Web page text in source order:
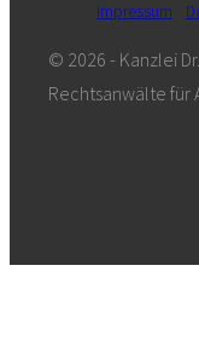
Impressum
© 2026 - Kanzlei
Rechtsanwälte für